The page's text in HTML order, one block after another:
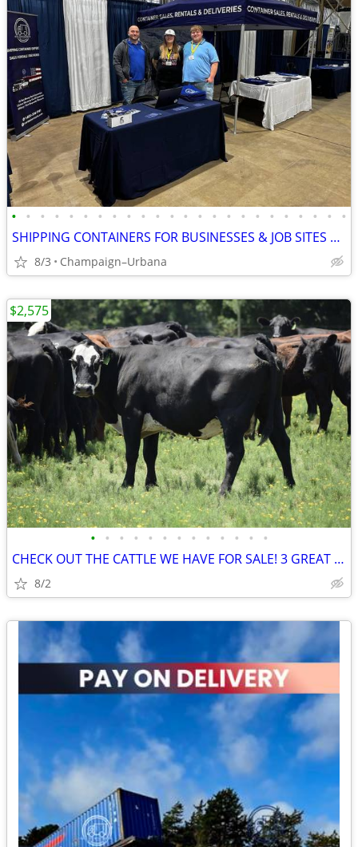
• • • • • • • • • • • • • • • • • • • • • • • •
SHIPPING CONTAINERS FOR BUSINESSES & JOB SITES 872-360-8481
8/3 Champaign–Urbana
• • • • • • • • • • • • •
CHECK OUT THE CATTLE WE HAVE FOR SALE! 3 GREAT SETS!
8/2
$2,575